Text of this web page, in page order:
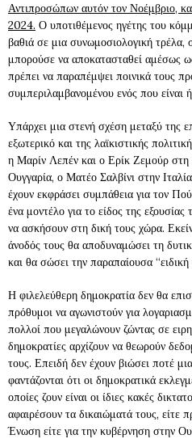
Αντιπροσώπων αυτόν τον Νοέμβριο,
2024. Ο υποτιθέμενος ηγέτης του
βαθιά σε μια συνωμοσιολογική τρέλα,
μπορούσε να αποκατασταθεί αμέσως
πρέπει να παραπέμψει ποινικά τους
συμπεριλαμβανομένου ενός που είναι
Υπάρχει μια στενή σχέση μεταξύ της
εξωτερικό και της λαϊκιστικής
η Μαρίν Λεπέν και ο Ερίκ Ζεμούρ
Ουγγαρία, ο Ματέο Σαλβίνι στην
έχουν εκφράσει συμπάθεια για τον
ένα μοντέλο για το είδος της
να ασκήσουν στη δική τους χώρα.
άνοδός τους θα αποδυναμώσει τη
και θα σώσει την παραπαίουσα “ειδική
Η φιλελεύθερη δημοκρατία δεν θα
πρόθυμοι να αγωνιστούν για
πολλοί που μεγαλώνουν ζώντας σε
δημοκρατίες αρχίζουν να θεωρούν
τους. Επειδή δεν έχουν βιώσει ποτέ
φαντάζονται ότι οι δημοκρατικά
οποίες ζουν είναι οι ίδιες κακές
αφαιρέσουν τα δικαιώματά τους, είτε
Ένωση είτε για την κυβέρνηση στην